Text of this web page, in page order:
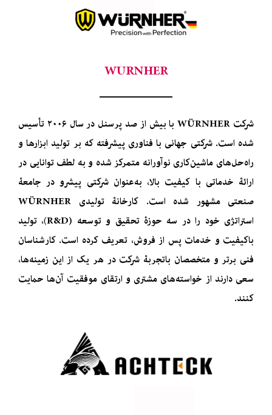
WURNHER
شرکت WÜRNHER با بیش از صد پرسنل در سال ۲۰۰۶ تأسیس
شده است. شرکتی جهانی با فناوری پیشرفته که بر تولید ابزارها و
راه‌حل‌های ماشین‌کاری نوآورانه متمرکز شده و به لطف توانایی در
ارائۀ خدماتی با کیفیت بالا، به‌عنوان شرکتی پیشرو در جامعۀ
صنعتی مشهور شده است. کارخانۀ تولیدی WÜRNHER
استراتژی خود را در سه حوزۀ تحقیق و توسعه (R&D)، تولید
باکیفیت و خدمات پس از فروش، تعریف کرده است. کارشناسان
فنی برتر و متخصصان باتجربۀ شرکت در هر یک از این زمینه‌ها،
سعی دارند از خواسته‌های مشتری و ارتقای موفقیت آن‌ها حمایت
کنند.